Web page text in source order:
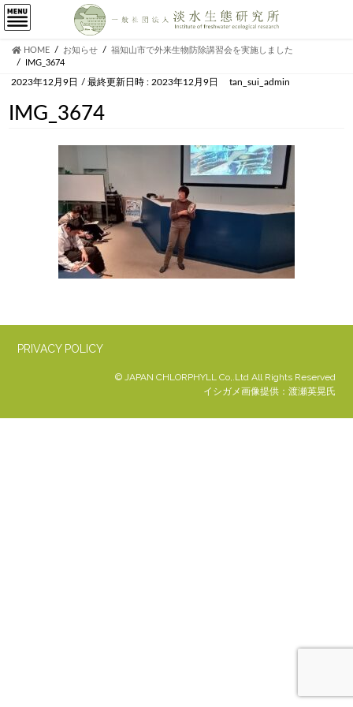
HOME お知らせ
福知山市で外来生物防除講習会を実施しました
IMG_3674
2023年12月9日 / 最終更新日時 : 2023年12月9日 tan_sui_admin
IMG_3674
PRIVACY POLICY
© JAPAN CHLORPHYLL Co,.Ltd All Rights Reserved
イシガメ画像提供：渡瀬英晃氏